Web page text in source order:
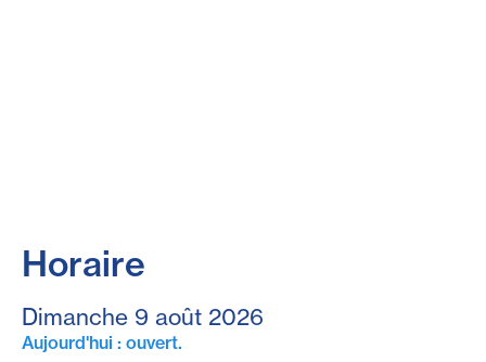
Horaire
Dimanche 9 août 2026
Aujourd'hui : ouvert.